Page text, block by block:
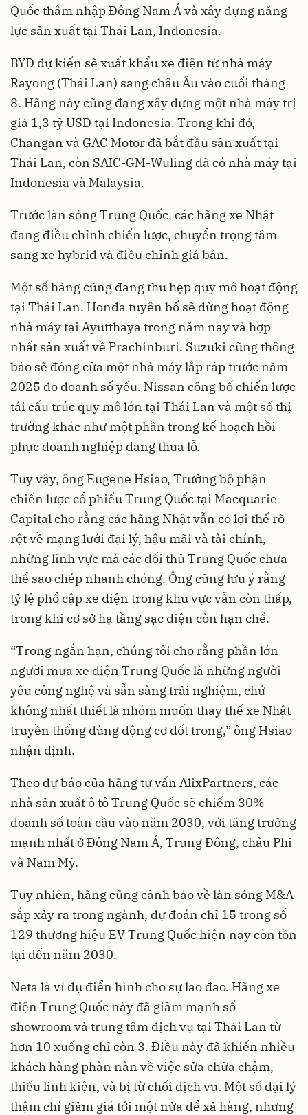
Quốc thâm nhập Đông Nam Á và xây dựng năng
lực sản xuất tại Thái Lan, Indonesia.
BYD dự kiến sẽ xuất khẩu xe điện từ nhà máy
Rayong (Thái Lan) sang châu Âu vào cuối tháng
8. Hãng này cũng đang xây dựng một nhà máy trị
giá 1,3 tỷ USD tại Indonesia. Trong khi đó,
Changan và GAC Motor đã bắt đầu sản xuất tại
Thái Lan, còn SAIC-GM-Wuling đã có nhà máy tại
Indonesia và Malaysia.
Trước làn sóng Trung Quốc, các hãng xe Nhật
đang điều chỉnh chiến lược, chuyển trọng tâm
sang xe hybrid và điều chỉnh giá bán.
Một số hãng cũng đang thu hẹp quy mô hoạt động
tại Thái Lan. Honda tuyên bố sẽ dừng hoạt động
nhà máy tại Ayutthaya trong năm nay và hợp
nhất sản xuất về Prachinburi. Suzuki cũng thông
báo sẽ đóng cửa một nhà máy lắp ráp trước năm
2025 do doanh số yếu. Nissan công bố chiến lược
tái cấu trúc quy mô lớn tại Thái Lan và một số thị
trường khác như một phần trong kế hoạch hồi
phục doanh nghiệp đang thua lỗ.
Tuy vậy, ông Eugene Hsiao, Trưởng bộ phận
chiến lược cổ phiếu Trung Quốc tại Macquarie
Capital cho rằng các hãng Nhật vẫn có lợi thế rõ
rệt về mạng lưới đại lý, hậu mãi và tài chính,
những lĩnh vực mà các đối thủ Trung Quốc chưa
thể sao chép nhanh chóng. Ông cũng lưu ý rằng
tỷ lệ phổ cập xe điện trong khu vực vẫn còn thấp,
trong khi cơ sở hạ tầng sạc điện còn hạn chế.
“Trong ngắn hạn, chúng tôi cho rằng phần lớn
người mua xe điện Trung Quốc là những người
yêu công nghệ và sẵn sàng trải nghiệm, chứ
không nhất thiết là nhóm muốn thay thế xe Nhật
truyền thống dùng động cơ đốt trong,” ông Hsiao
nhận định.
Theo dự báo của hãng tư vấn AlixPartners, các
nhà sản xuất ô tô Trung Quốc sẽ chiếm 30%
doanh số toàn cầu vào năm 2030, với tăng trưởng
mạnh nhất ở Đông Nam Á, Trung Đông, châu Phi
và Nam Mỹ.
Tuy nhiên, hãng cũng cảnh báo về làn sóng M&A
sắp xảy ra trong ngành, dự đoán chỉ 15 trong số
129 thương hiệu EV Trung Quốc hiện nay còn tồn
tại đến năm 2030.
Neta là ví dụ điển hình cho sự lao đao. Hãng xe
điện Trung Quốc này đã giảm mạnh số
showroom và trung tâm dịch vụ tại Thái Lan từ
hơn 10 xuống chỉ còn 3. Điều này đã khiến nhiều
khách hàng phàn nàn về việc sửa chữa chậm,
thiếu linh kiện, và bị từ chối dịch vụ. Một số đại lý
thậm chí giảm giá tới một nửa để xả hàng, nhưng